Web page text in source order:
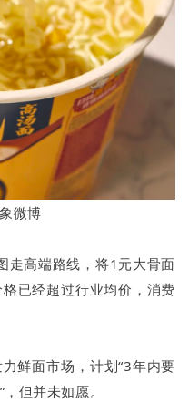
微博
走高端路线，将1元大骨面
已经超过行业均价，消费
鲜面市场，计划“3年内要
但并未如愿。